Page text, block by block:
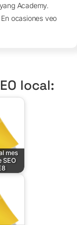
Academy.
ocasiones veo
local:
mes
SEO